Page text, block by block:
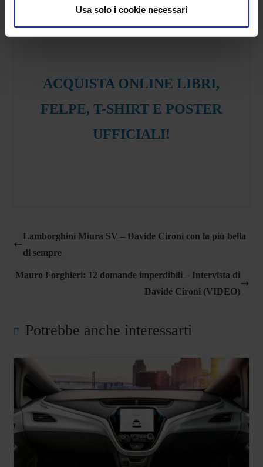
Usa solo i cookie necessari
ACQUISTA ONLINE IL NUOVO
LIBRO DI D.CIRONI
ACQUISTA ONLINE LIBRI,
FELPE, T-SHIRT E POSTER
UFFICIALI!
Lamborghini Miura SV – Davide Cironi con la più bella
di sempre
Mauro Forghieri: 12 domande imperdibili – Intervista di
Davide Cironi (VIDEO)
Potrebbe anche interessarti